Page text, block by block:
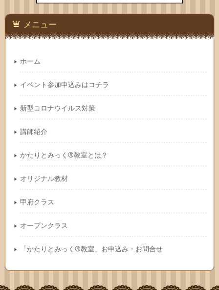
メニュー
ホーム
イベント参加申込みはコチラ
新型コロナウイルス対策
講師紹介
かたりとみっく®教室とは？
オリジナル教材
甲府クラス
オープンクラス
「かたりとみっく®教室」お申込み・お問合せ